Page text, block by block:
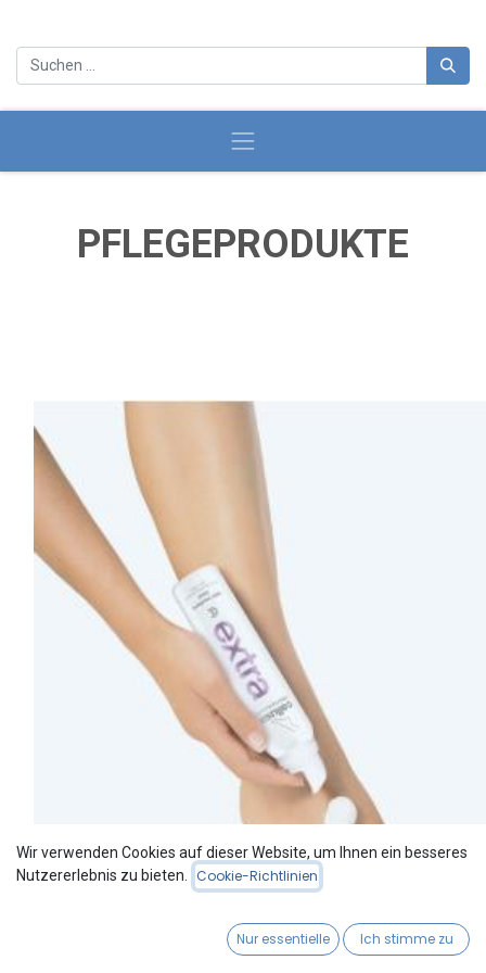
PFLEGEPRODUKTE
Wir verwenden Cookies auf dieser Website, um Ihnen ein besseres
Nutzererlebnis zu bieten.
Cookie-Richtlinien
Nur essentielle Ich stimme zu